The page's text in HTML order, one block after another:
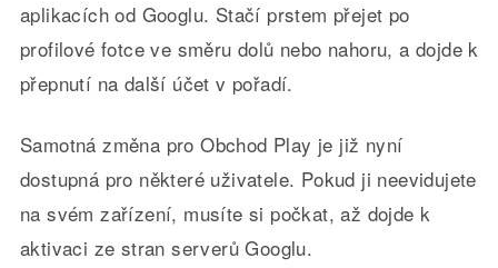
aplikacích od Googlu. Stačí prstem přejet po
profilové fotce ve směru dolů nebo nahoru, a dojde k
přepnutí na další účet v pořadí.
Samotná změna pro Obchod Play je již nyní
dostupná pro některé uživatele. Pokud ji neevidujete
na svém zařízení, musíte si počkat, až dojde k
aktivaci ze stran serverů Googlu.